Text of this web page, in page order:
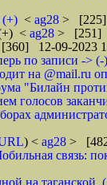
(+) < ag28 > [225]
< ag28 > [251]
12-09-2023
по записи -> (-)
на @mail.ru
"Билайн
голосов
) < ag28 >
связь:
на таганской.